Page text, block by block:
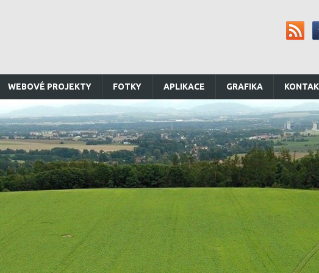
WEBOVÉ PROJEKTY FOTKY APLIKACE GRAFIKA